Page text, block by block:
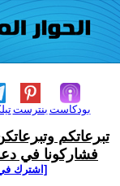
بنترست بودكاست
تبرعاتكم
فشاركونا في
[اشترك في